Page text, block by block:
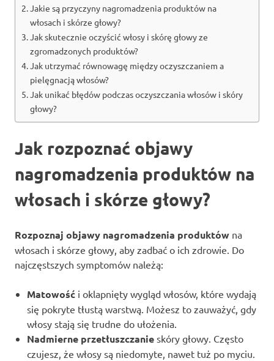
Jakie są przyczyny nagromadzenia produktów na
włosach i skórze głowy?
Jak skutecznie oczyścić włosy i skórę głowy ze
zgromadzonych produktów?
Jak utrzymać równowagę między oczyszczaniem a
pielęgnacją włosów?
Jak unikać błędów podczas oczyszczania włosów i skóry
głowy?
Jak rozpoznać objawy
nagromadzenia produktów na
włosach i skórze głowy?
Rozpoznaj objawy nagromadzenia produktów na
włosach i skórze głowy, aby zadbać o ich zdrowie. Do
najczęstszych symptomów należą:
Matowość i oklapnięty wygląd włosów, które wydają
się pokryte tłustą warstwą. Możesz to zauważyć, gdy
włosy stają się trudne do ułożenia.
Nadmierne przetłuszczanie skóry głowy. Często
czujesz, że włosy są niedomyte, nawet tuż po myciu.